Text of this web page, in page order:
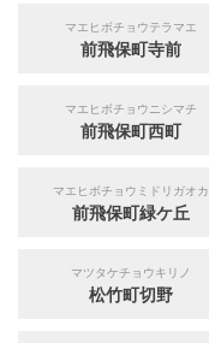
マエヒボチョウテラマエ
前飛保町寺前
マエヒボチョウニシマチ
前飛保町西町
マエヒボチョウミドリガオカ
前飛保町緑ケ丘
マツタケチョウキリノ
松竹町切野